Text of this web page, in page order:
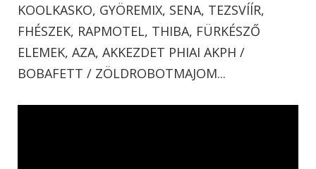
KOOLKASKO, GYÖREMIX, SENA, TEZSVÍÍR,
FHÉSZEK, RAPMOTEL, THIBA, FÜRKÉSZŐ
ELEMEK, AZA, AKKEZDET PHIAI AKPH /
BOBAFETT / ZÖLDROBOTMAJOM...